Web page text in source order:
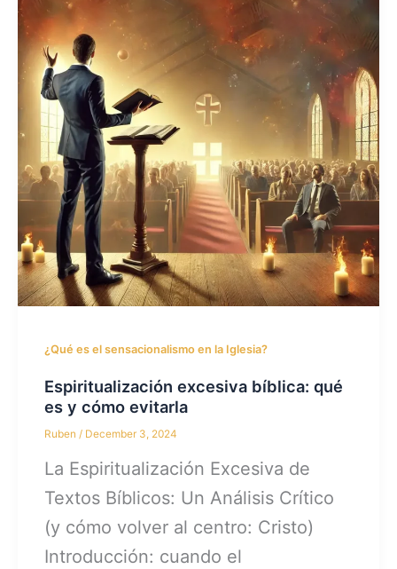
¿Qué es el sensacionalismo en la Iglesia?
Espiritualización excesiva bíblica: qué
es y cómo evitarla
Ruben/ December 3, 2024
La Espiritualización Excesiva de
Textos Bíblicos: Un Análisis Crítico
(y cómo volver al centro: Cristo)
Introducción: cuando el